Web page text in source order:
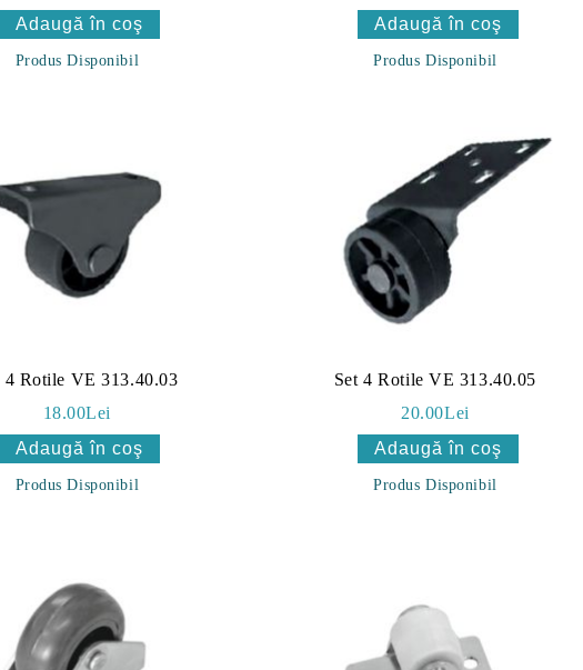
Produs Disponibil Produs Disponibil
4 Rotile VE 313.40.03
18.00Lei
Produs Disponibil
Set 4 Rotile VE 313.40.05
20.00Lei
Produs Disponibil